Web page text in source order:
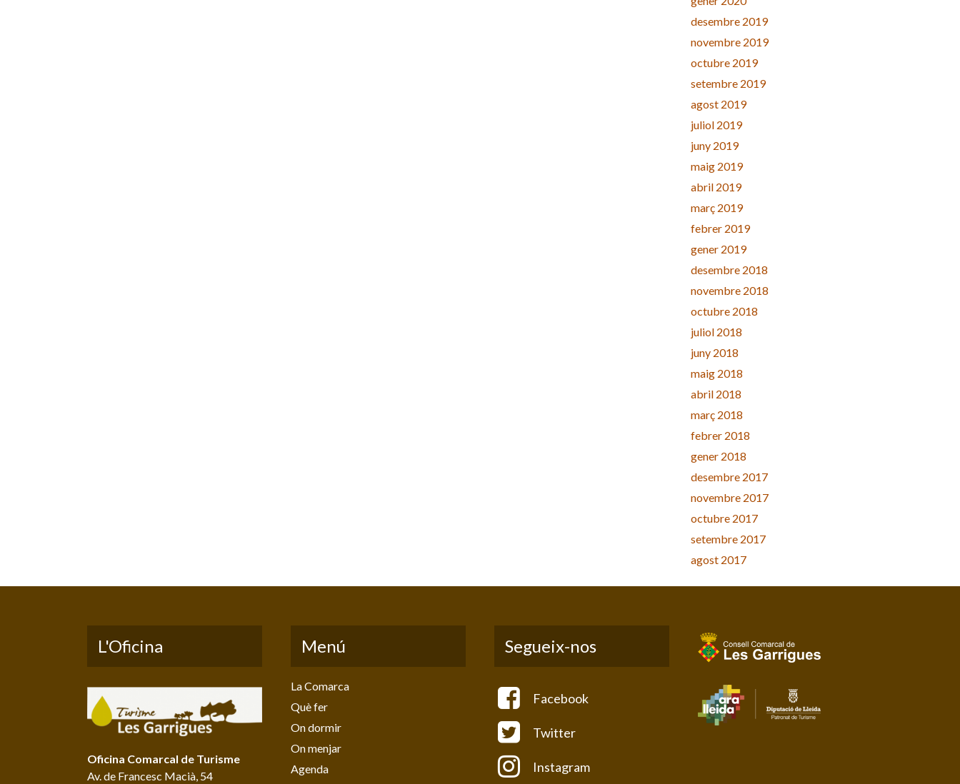
desembre 2019
novembre 2019
octubre 2019
setembre 2019
agost 2019
juliol 2019
juny 2019
maig 2019
abril 2019
març 2019
febrer 2019
gener 2019
desembre 2018
novembre 2018
octubre 2018
juliol 2018
juny 2018
maig 2018
abril 2018
març 2018
febrer 2018
gener 2018
desembre 2017
novembre 2017
octubre 2017
setembre 2017
agost 2017
L'Oficina
Oficina Comarcal de Turisme
Av. de Francesc Macià, 54
Menú
La Comarca
Què fer
On dormir
On menjar
Agenda
Segueix-nos
Facebook
Twitter
Instagram